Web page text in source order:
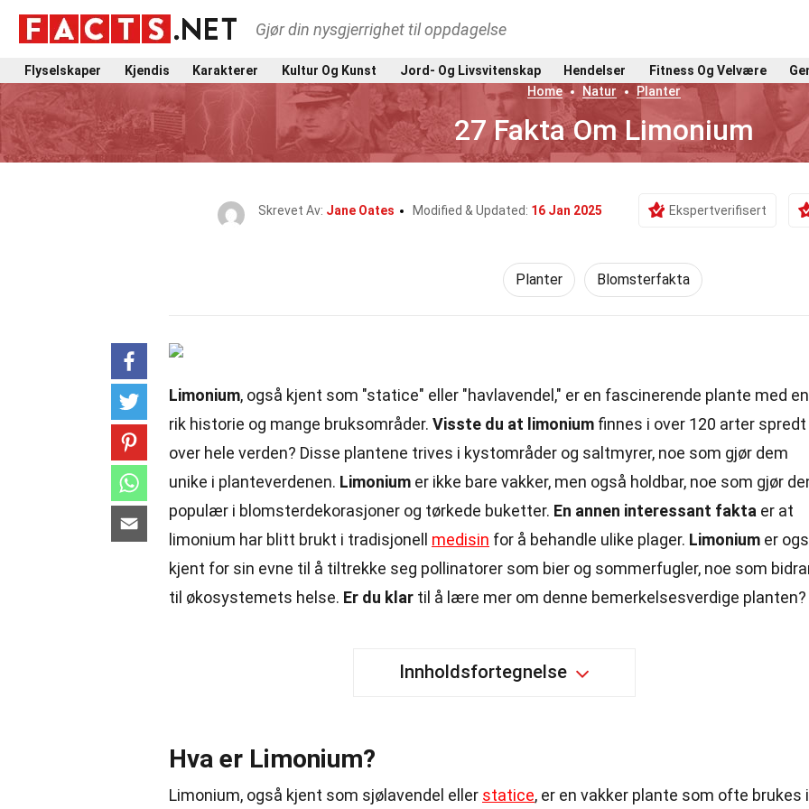
Gjør din nysgjerrighet til oppdagelse
Flyselskaper Kjendis Karakterer Kultur Og Kunst Jord- Og Livsvitenskap Hendelser Fitness Og Velvære
Home
Natur Planter
27 Fakta Om Limonium
Skrevet Av: Jane Oates Modified & Updated: 16 Jan 2025 Ekspertverifisert
Planter Blomsterfakta
Limonium, også kjent som "statice" eller "havlavendel," er en fascinerende plante med en
rik historie og mange bruksområder. Visste du at limonium finnes i over 120 arter spredt
over hele verden? Disse plantene trives i kystområder og saltmyrer, noe som gjør dem
unike i planteverdenen. Limonium er ikke bare vakker, men også holdbar, noe som gjør
populær i blomsterdekorasjoner og tørkede buketter. En annen interessant fakta er at
limonium har blitt brukt i tradisjonell medisin for å behandle ulike plager. Limonium er
kjent for sin evne til å tiltrekke seg pollinatorer som bier og sommerfugler, noe som
til økosystemets helse. Er du klar til å lære mer om denne bemerkelsesverdige planten?
Innholdsfortegnelse
Hva er Limonium?
Limonium, også kjent som sjølavendel eller statice, er en vakker plante som ofte brukes i